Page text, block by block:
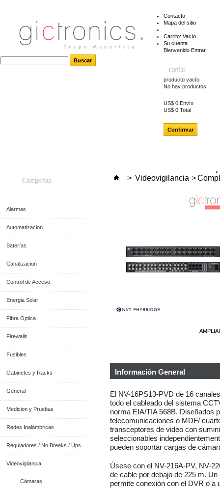
Contacto
Mapa del sitio
Carrito: Vacío
Su cuenta
Bienvenido Entrar
carrito
producto vacío
No hay productos
US$ 0 Envío
US$ 0 Total
Confirmar
Categorías
Alarmas
Automatizacion
Baterías
Canalizacion
Control de Acceso
Energia Solar
Fibra Optica
Firewalls
Fusibles
Gabinetes y Racks
General
Medicion y Pruebas
Redes Inalámbricas
Reguladores / No Breaks / Ups
Videovigilancia
Cámaras
> Videovigilancia >
Información General
El NV-16PS13-PVD de 16
todo el cableado del sistema
norma EIA/TIA 568B. Diseñados
telecomunicaciones o MDF/
transceptores de video con
seleccionables
pueden soportar cargas de
Úsese con el NV-216A-PV, NV-
de cable por debajo de 225 m.
permite conexión con el DVR o a